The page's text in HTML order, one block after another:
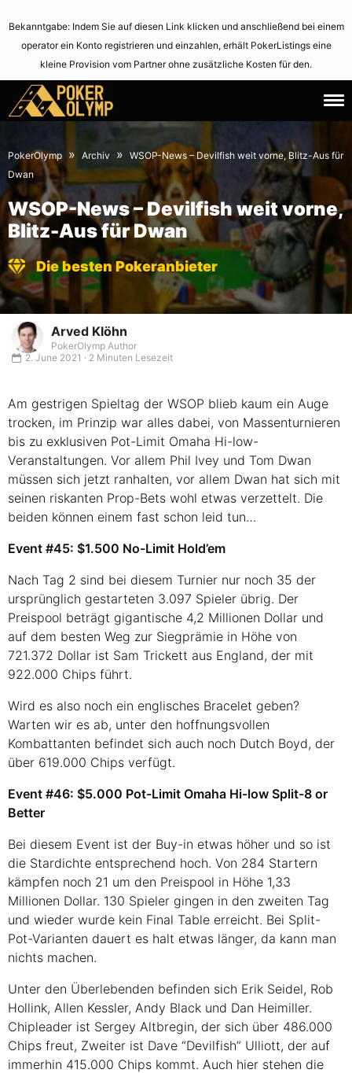
Bekanntgabe: Indem Sie auf diesen Link klicken und anschließend bei einem
operator ein Konto registrieren und einzahlen, erhält PokerListings eine
kleine Provision vom Partner ohne zusätzliche Kosten für den.
June
2010
2,
2021
PokerOlymp » Archiv » WSOP-News – Devilfish weit vorne, Blitz-Aus für
Dwan
WSOP-News – Devilfish weit vorne,
Blitz-Aus für Dwan
Die besten Pokeranbieter
Arved Klöhn
PokerOlymp Author
2. June 2021 · 2 Minuten Lesezeit
Am gestrigen Spieltag der WSOP blieb kaum ein Auge
trocken, im Prinzip war alles dabei, von Massenturnieren
bis zu exklusiven Pot-Limit Omaha Hi-low-
Veranstaltungen. Vor allem Phil Ivey und Tom Dwan
müssen sich jetzt ranhalten, vor allem Dwan hat sich mit
seinen riskanten Prop-Bets wohl etwas verzettelt. Die
beiden können einem fast schon leid tun…
Event #45: $1.500 No-Limit Hold’em
Nach Tag 2 sind bei diesem Turnier nur noch 35 der
ursprünglich gestarteten 3.097 Spieler übrig. Der
Preispool beträgt gigantische 4,2 Millionen Dollar und
auf dem besten Weg zur Siegprämie in Höhe von
721.372 Dollar ist Sam Trickett aus England, der mit
922.000 Chips führt.
Wird es also noch ein englisches Bracelet geben?
Warten wir es ab, unter den hoffnungsvollen
Kombattanten befindet sich auch noch Dutch Boyd, der
über 619.000 Chips verfügt.
Event #46: $5.000 Pot-Limit Omaha Hi-low Split-8 or
Better
Bei diesem Event ist der Buy-in etwas höher und so ist
die Stardichte entsprechend hoch. Von 284 Startern
kämpfen noch 21 um den Preispool in Höhe 1,33
Millionen Dollar. 130 Spieler gingen in den zweiten Tag
und wieder wurde kein Final Table erreicht. Bei Split-
Pot-Varianten dauert es halt etwas länger, da kann man
nichts machen.
Unter den Überlebenden befinden sich Erik Seidel, Rob
Hollink, Allen Kessler, Andy Black und Dan Heimiller.
Chipleader ist Sergey Altbregin, der sich über 486.000
Chips freut, Zweiter ist Dave “Devilfish” Ulliott, der auf
immerhin 415.000 Chips kommt. Auch hier stehen die